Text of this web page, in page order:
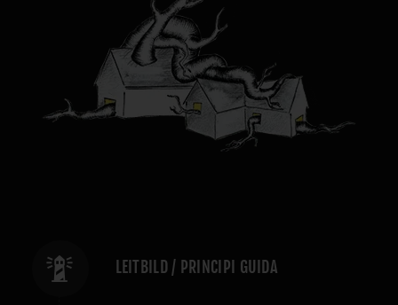
LEITBILD / PRINCIPI GUIDA